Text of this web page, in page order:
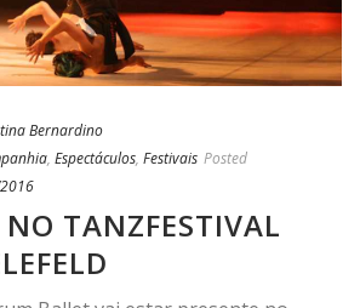
Bernardino
, Espectáculos, Festivais Posted
NO TANZFESTIVAL